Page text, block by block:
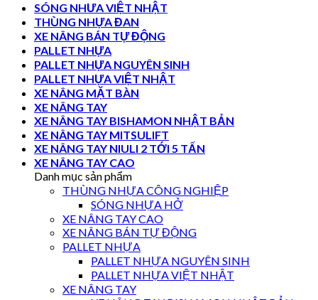
SÓNG NHƯA VIỆT NHẬT
THÙNG NHỰA ĐAN
XE NÂNG BÁN TỰ ĐỘNG
PALLET NHỰA
PALLET NHỰA NGUYÊN SINH
PALLET NHỰA VIỆT NHẬT
XE NÂNG MẶT BÀN
XE NÂNG TAY
XE NÂNG TAY BISHAMON NHẬT BẢN
XE NÂNG TAY MITSULIFT
XE NÂNG TAY NIULI 2 TỚI 5 TẤN
XE NÂNG TAY CAO
Danh mục sản phẩm
THÙNG NHỰA CÔNG NGHIỆP
SÓNG NHỰA HỞ
XE NÂNG TAY CAO
XE NÂNG BÁN TỰ ĐỘNG
PALLET NHỰA
PALLET NHỰA NGUYÊN SINH
PALLET NHỰA VIỆT NHẬT
XE NÂNG TAY